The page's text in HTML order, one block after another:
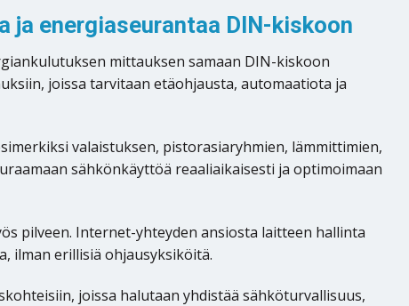
ja energiaseurantaa DIN-kiskoon
mittauksen samaan DIN-kiskoon
joissa tarvitaan etäohjausta, automaatiota ja
valaistuksen, pistorasiaryhmien, lämmittimien,
sähkönkäyttöä reaaliaikaisesti ja optimoimaan
pilveen. Internet-yhteyden ansiosta laitteen hallinta
ilman erillisiä ohjausyksiköitä.
joissa halutaan yhdistää sähköturvallisuus,